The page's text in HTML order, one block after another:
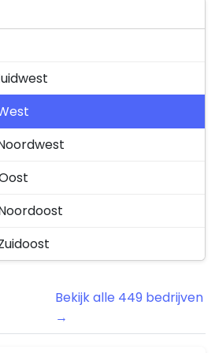
het plaatsen van
| Besluit -
37, 6217JL Maastricht
het wijzigen van
6216ED
verleend,…
Maastricht.
Bekijk alle 449 bedrijven
→